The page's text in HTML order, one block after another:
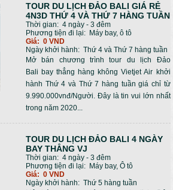
TOUR DU LỊCH ĐẢO BALI GIÁ RẺ
4N3D THỨ 4 VÀ THỨ 7 HÀNG TUẦN
Thời gian: 4 ngày - 3 đêm
Phương tiện đi lại: Máy bay, ô tô
Giá: 0 VND
Ngày khởi hành: Thứ 4 và Thứ 7 hàng tuần
Mở bán chương trình tour du lịch Đảo
Bali bay thẳng hàng không Vietjet Air khởi
hành Thứ 4 và Thứ 7 hàng tuần giá chỉ từ
9.990.000vnđ/Người. Đây là tin vui lớn nhất
trong năm 2020...
TOUR DU LỊCH ĐẢO BALI 4 NGÀY
BAY THẲNG VJ
Thời gian: 4 ngày - 3 đêm
Phương tiện đi lại: Máy bay, Ô tô
Giá: 0 VND
Ngày khởi hành: Thứ 5 hàng tuần